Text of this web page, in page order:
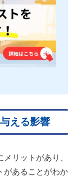
える影響
リットがあり、
があることがわか